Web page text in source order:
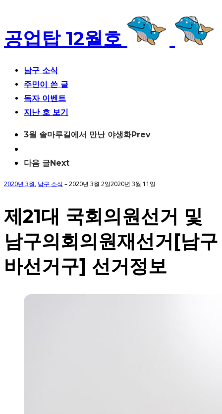
공업탑 12월호
남구 소식
주민이 쓴 글
독자 이벤트
지난 호 보기
Post
navigation
3월 솔마루길에서 만난 야생화Prev
다음 글Next
2020년 3월, 남구 소식 –2020년 3월 2일2020년 3월 11일
제21대 국회의원선거 및
남구의회의원재선거[남구
바선거구] 선거정보